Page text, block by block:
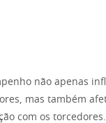
não apenas
mas também
com os torcedores.